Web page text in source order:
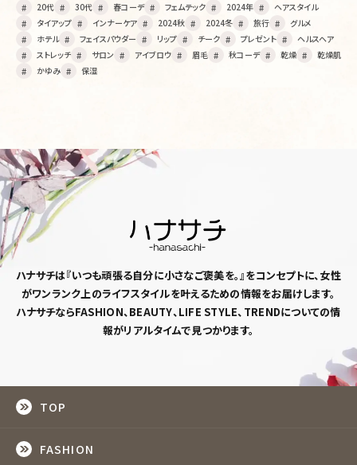
20代
30代 春コーデ フェムテック 2024年
ヘアスタイル
タイアップ
インナーケア 2024秋 2024冬 旅行
グルメ
ホテル
フェイスパウダー リップ チーク プレゼント
ヘルスヘア
ストレッチ
サロン アイブロウ 眉毛 秋コーデ 乾燥
乾燥肌
かゆみ
保湿
ハナサチは『いつも頑張る自分に小さなご褒美を。』をコンセプトに、女性
がワンランク上のライフスタイルを叶えるための情報をお届けします。
ハナサチならFASHION、BEAUTY、LIFE STYLE、TRENDについての情
報がリアルタイムで見つかります。
TOP
FASHION